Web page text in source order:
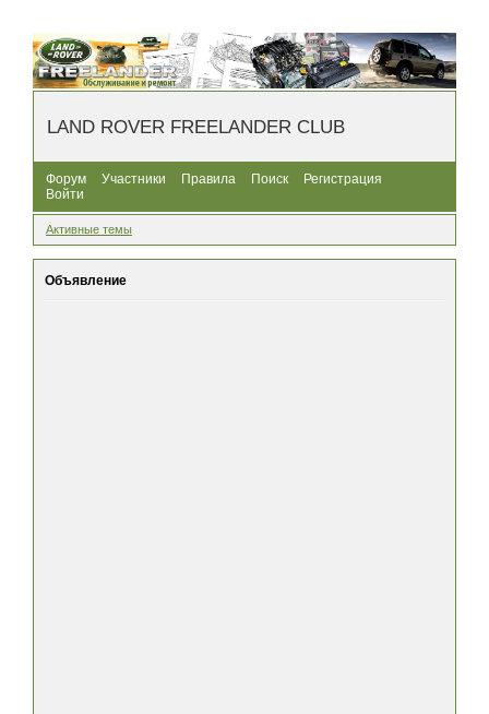
LAND ROVER FREELANDER CLUB
Форум Участники Правила Поиск
Регистрация
Войти
Активные темы
Объявление